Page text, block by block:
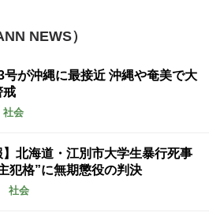
NEWS）
号が沖縄に最接近 沖縄や奄美で大
戒
社会
】北海道・江別市大学生暴行死事
格”に無期懲役の判決
社会